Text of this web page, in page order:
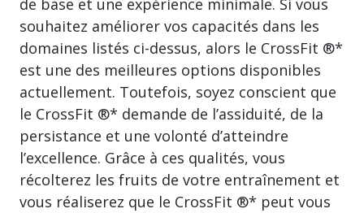
de base et une expérience minimale. Si vous
souhaitez améliorer vos capacités dans les
domaines listés ci-dessus, alors le CrossFit ®*
est une des meilleures options disponibles
actuellement. Toutefois, soyez conscient que
le CrossFit ®* demande de l’assiduité, de la
persistance et une volonté d’atteindre
l’excellence. Grâce à ces qualités, vous
récolterez les fruits de votre entraînement et
vous réaliserez que le CrossFit ®* peut vous